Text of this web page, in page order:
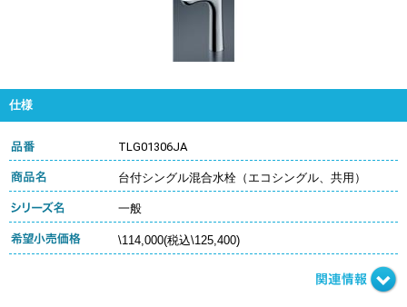
仕様
TLG01306JA
台付シングル混合水栓（エコシングル、共用）
一般
\114,000(税込\125,400)